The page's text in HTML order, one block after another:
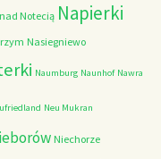
Notecią Napierki
Nasiegniewo
Naumburg Naunhof Nawra
Neu Mukran
Niechorze